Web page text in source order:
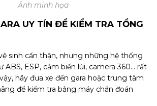
Ảnh minh họa
UY TÍN ĐỂ KIỂM TRA TỔNG
sinh cẩn thận, nhưng những hệ thống
ABS, ESP, cảm biến lùi, camera 360… rất
hãy đưa xe đến gara hoặc trung tâm
để kiểm tra bằng máy chẩn đoán